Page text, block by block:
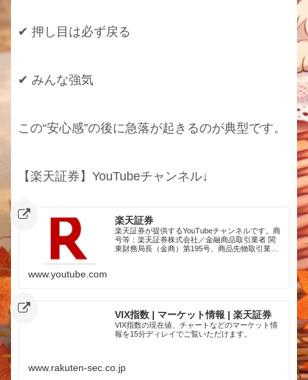
✔ 押し目は必ず戻る
✔ みんな強気
この“安心感”の後に急落が起きるのが典型です。
【楽天証券】YouTubeチャンネル↓
楽天証券
楽天証券が提供するYouTubeチャンネルです。商
号等：楽天証券株式会社／金融商品取引業者 関
東財務局長（金商）第195号、商品先物取引業者
www.youtube.com
VIX指数 | マーケット情報 | 楽天証券
VIX指数の現在値、チャートなどのマーケット情
報を15分ディレイでご覧いただけます。
www.rakuten-sec.co.jp